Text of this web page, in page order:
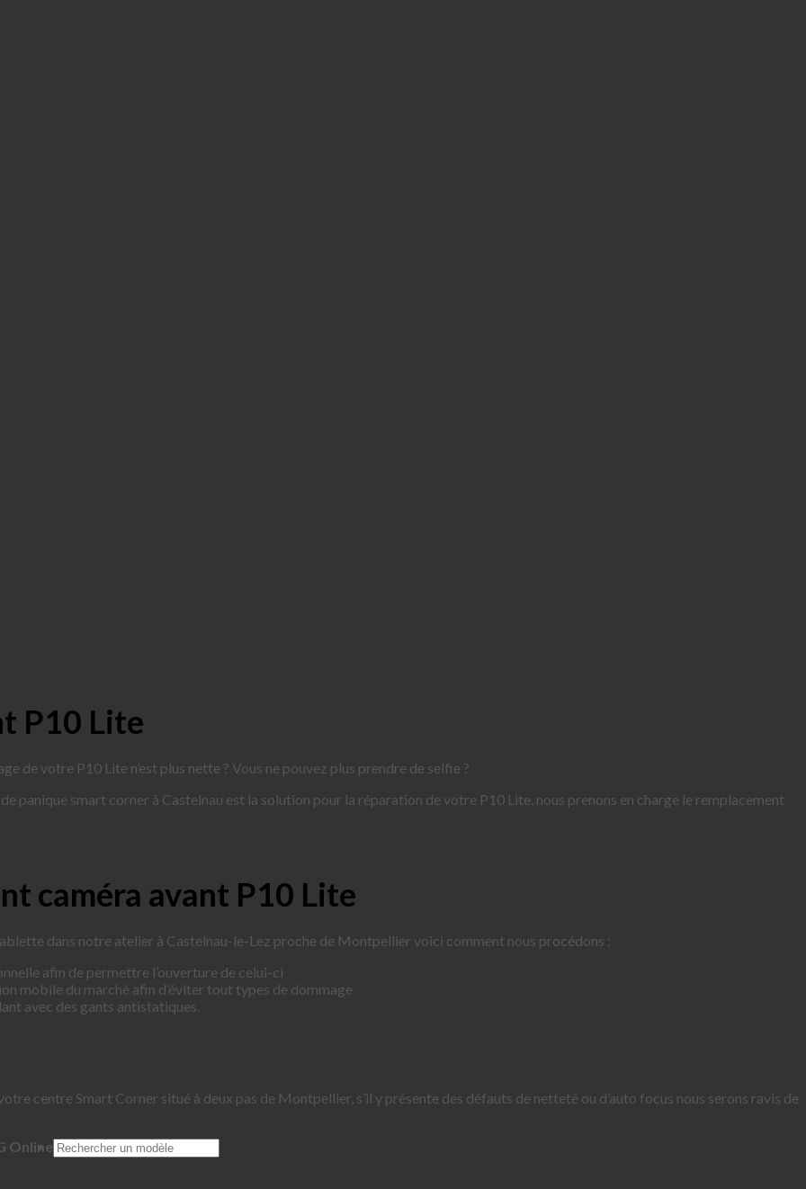
P10 Lite
de votre P10 Lite n’est plus nette ? Vous ne pouvez plus prendre de selfie ?
panique smart corner à Castelnau est la solution pour la réparation de votre P10 Lite, nous prenons en charge le remplacement
caméra avant P10 Lite
dans notre atelier à Castelnau-le-Lez proche de Montpellier voici comment nous procédons :
afin de permettre l’ouverture de celui-ci
mobile du marché afin d’éviter tout types de dommage
avec des gants antistatiques.
centre Smart Corner situé à deux pas de Montpellier, s’il y présente des défauts de netteté ou d’auto focus nous serons ravis de
Online